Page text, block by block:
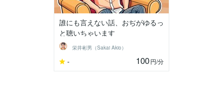
誰にも言えない話、おぢがゆるっ
と聴いちゃいます
栄井彬男（Sakai Akio）
- 100円/分